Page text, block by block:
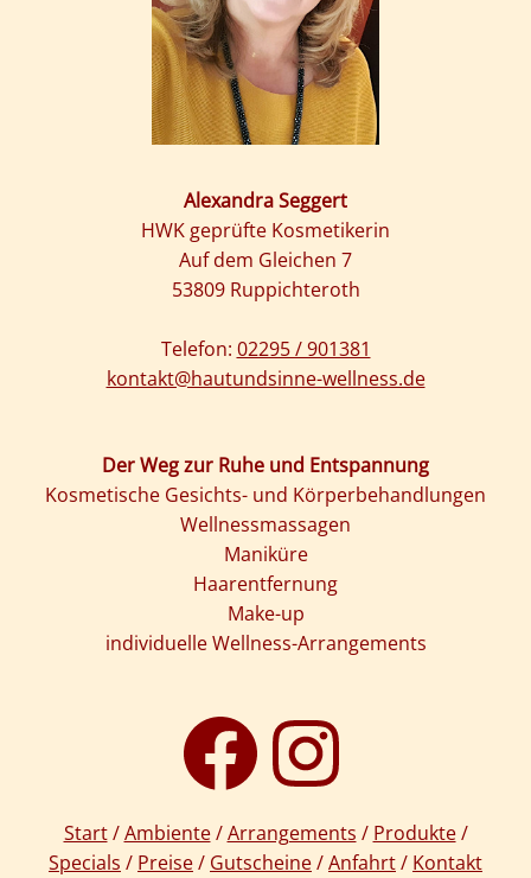
Alexandra Seggert
HWK geprüfte Kosmetikerin
Auf dem Gleichen 7
53809 Ruppichteroth
Telefon: 02295 / 901381
kontakt@hautundsinne-wellness.de
Der Weg zur Ruhe und Entspannung
Kosmetische Gesichts- und Körperbehandlungen
Wellnessmassagen
Maniküre
Haarentfernung
Make-up
individuelle Wellness-Arrangements
Start/Ambiente/Arrangements / Produkte/
Specials / Preise/ Gutscheine/Anfahrt/ Kontakt